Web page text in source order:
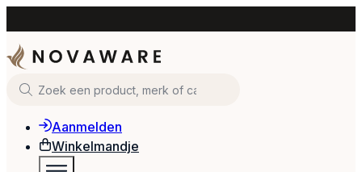
Zoeken
Aanmelden
Winkelmandje